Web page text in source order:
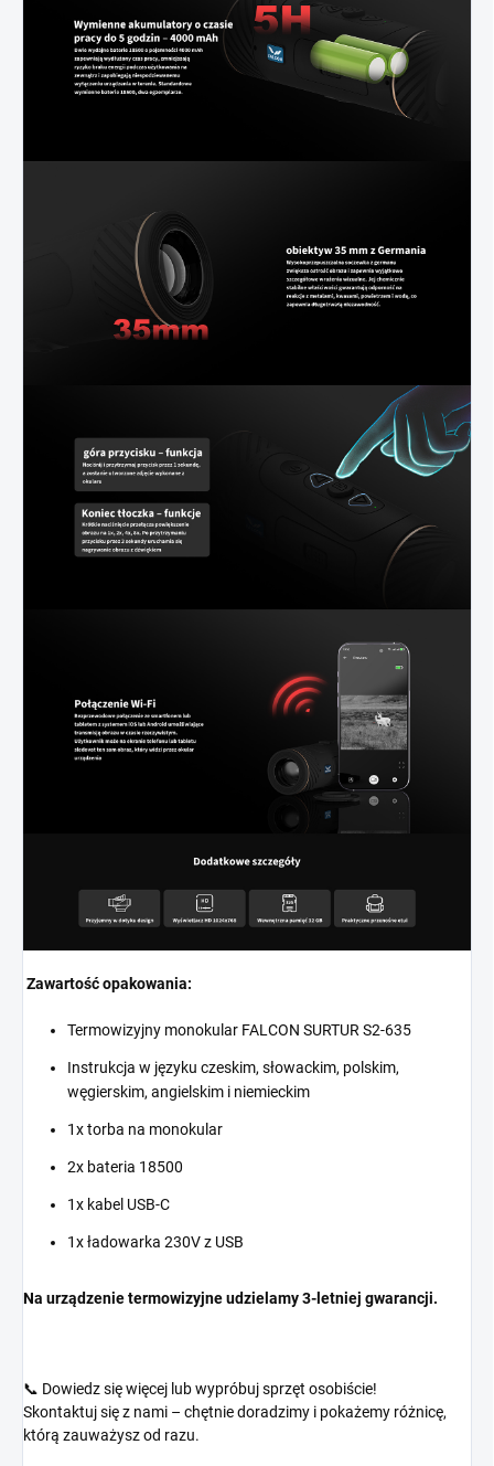
Zawartość opakowania:
Termowizyjny monokular FALCON SURTUR S2-635
Instrukcja w języku czeskim, słowackim, polskim,
węgierskim, angielskim i niemieckim
1x torba na monokular
2x bateria 18500
1x kabel USB-C
1x ładowarka 230V z USB
Na urządzenie termowizyjne udzielamy 3-letniej gwarancji.
📞 Dowiedz się więcej lub wypróbuj sprzęt osobiście!
Skontaktuj się z nami – chętnie doradzimy i pokażemy różnicę,
którą zauważysz od razu.